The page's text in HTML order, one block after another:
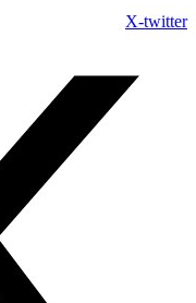
X-twitter